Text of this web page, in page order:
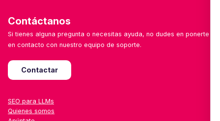
Contáctanos
Si tienes alguna pregunta o necesitas ayuda, no dudes en ponerte
en contacto con nuestro equipo de soporte.
Contactar
SEO para LLMs
Quienes somos